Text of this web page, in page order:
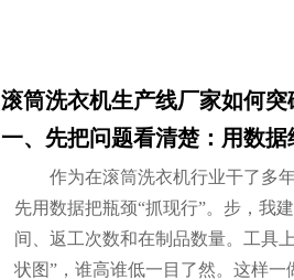
滚筒洗衣机生产线厂家如何突
一、先把问题看清楚：用数据
作为在滚筒洗衣机行业干了多
先用数据把瓶颈“抓现行”。步，我
间、返工次数和在制品数量。工具
状图”，谁高谁低一目了然。这样